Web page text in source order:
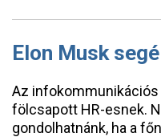
Elon Musk
Az
fölcsapott HR-esnek.
gondolhatnánk, ha a